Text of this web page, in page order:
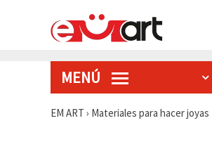
MENÚ
EM ART › Materiales para hacer joyas